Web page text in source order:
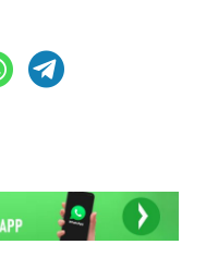
alimentos: a pedido de
el juez Morabito el